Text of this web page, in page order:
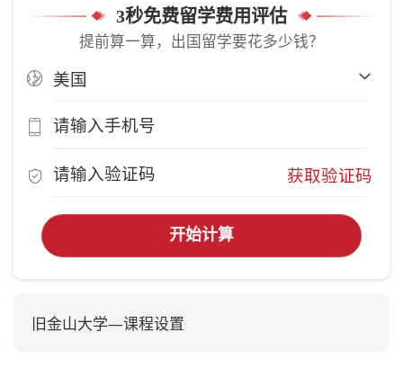
3秒免费留学费用评估
提前算一算，出国留学要花多少钱？
获取验证码
开始计算
旧金山大学—课程设置